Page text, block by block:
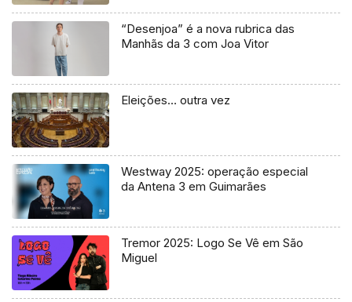
“Desenjoa” é a nova rubrica das
Manhãs da 3 com Joa Vitor
Eleições… outra vez
Westway 2025: operação especial
da Antena 3 em Guimarães
Tremor 2025: Logo Se Vê em São
Miguel